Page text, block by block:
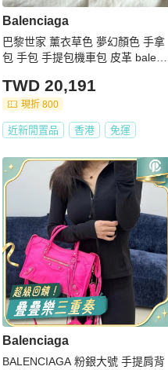
Balenciaga
巴黎世家 薰衣草色 夢幻顏色 手拿
包 手包 手提包機車包 皮革 balenci
tocross Giant 12 silver Envelope
Clutch Bag 超夢幻顏色
TWD 20,191
現折 800
近新閒置品 香港 免運
Balenciaga
BALENCIAGA 粉銀大號 手提肩背